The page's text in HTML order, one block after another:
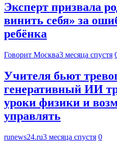
Эксперт призвала
винить себя» за
ребёнка
Говорит Москва3 месяца спустя
Учителя бьют
генеративный ИИ
уроки физики и
управлять
runews24.ru3 месяца спустя 0